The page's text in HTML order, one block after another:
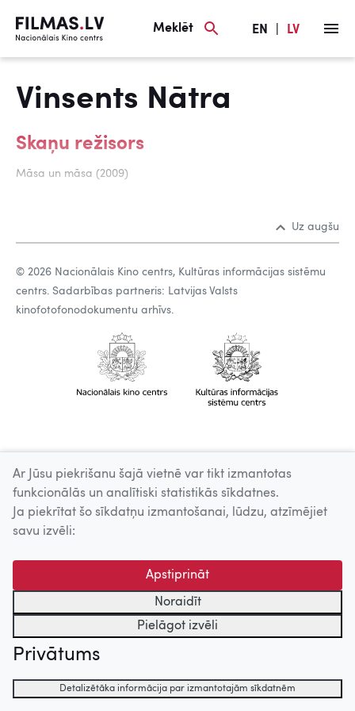
Meklēt EN LV
Vinsents Nātra
Skaņu režisors
Māsa un māsa (2009)
Uz augšu
© 2026 Nacionālais Kino centrs, Kultūras informācijas sistēmu
centrs. Sadarbības partneris: Latvijas Valsts
kinofotofonodokumentu arhīvs.
Ar Jūsu piekrišanu šajā vietnē var tikt izmantotas
funkcionālās un analītiski statistikās sīkdatnes.
Ja piekrītat šo sīkdatņu izmantošanai, lūdzu, atzīmējiet
savu izvēli:
Apstiprināt
Noraidīt
Pielāgot izvēli
Privātums
Detalizētāka informācija par izmantotajām sīkdatnēm